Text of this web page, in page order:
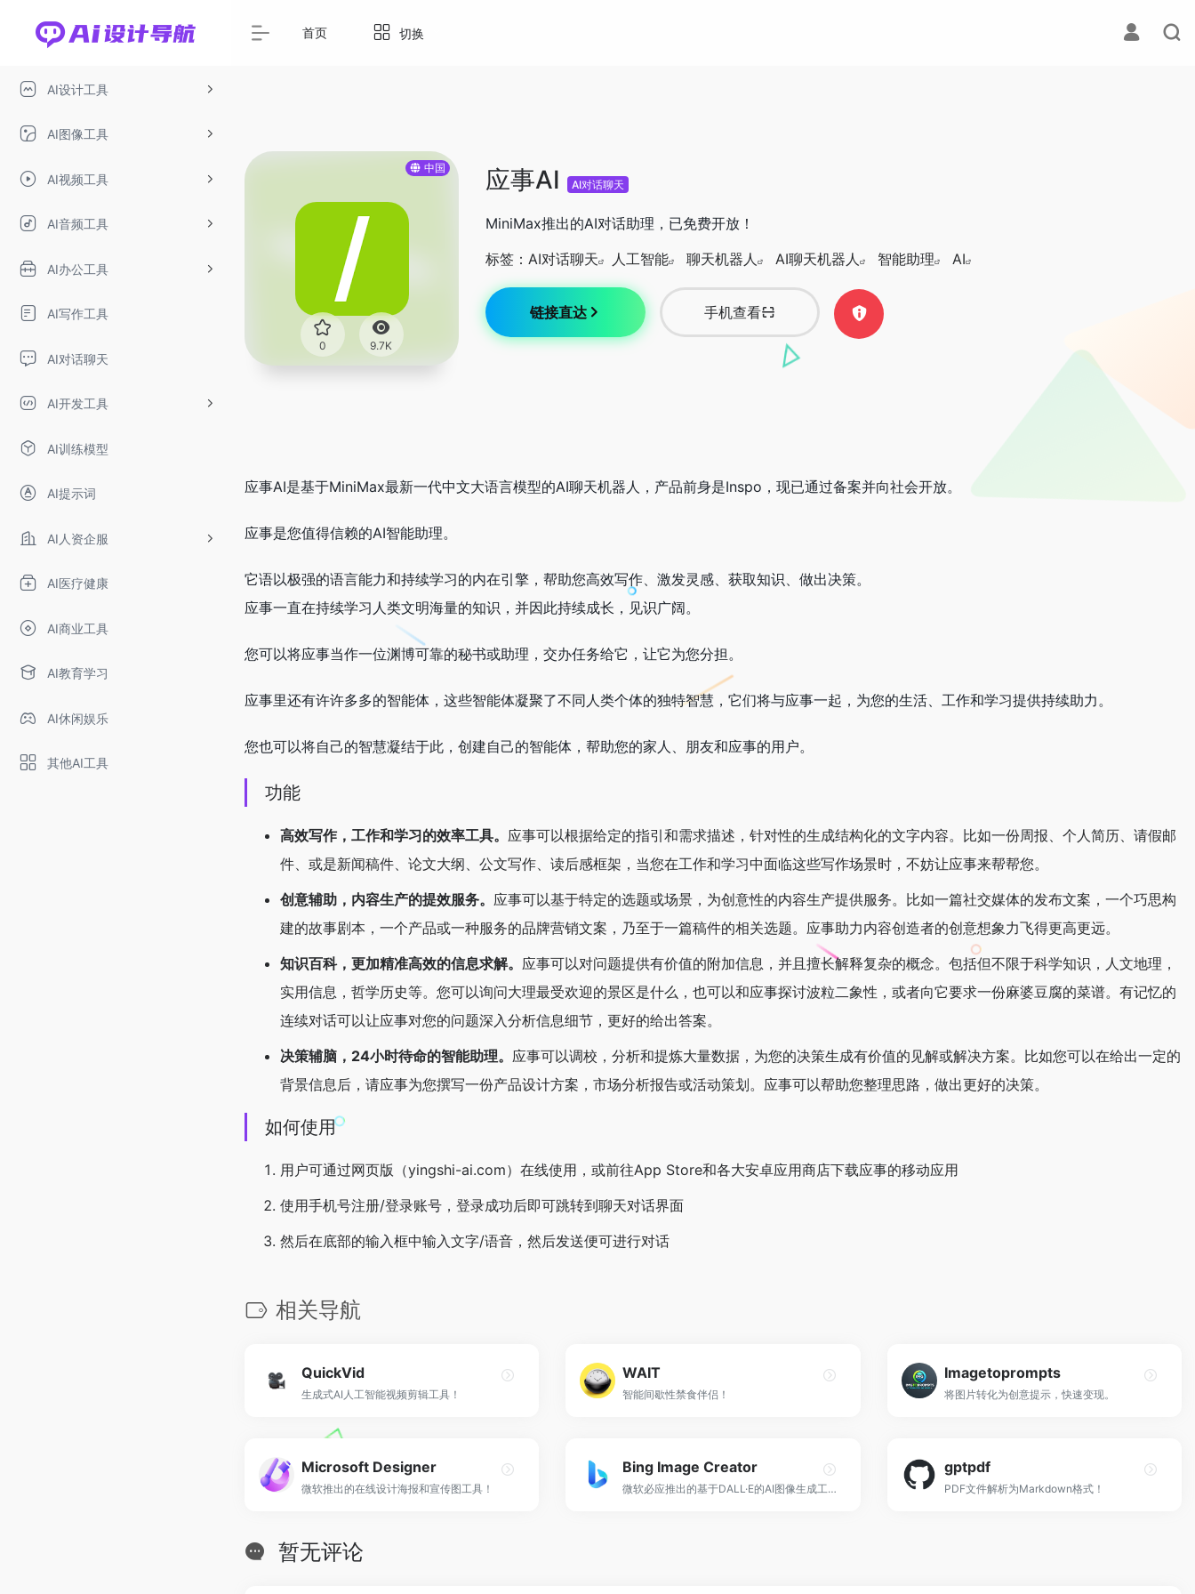
AI设计工具
AI图像工具
AI视频工具
AI音频工具
AI办公工具
AI写作工具
AI对话聊天
AI开发工具
AI训练模型
AI提示词
AI人资企服
AI医疗健康
AI商业工具
AI教育学习
AI休闲娱乐
其他AI工具
首页 切换
中国
0 9.7K
应事AI AI对话聊天
MiniMax推出的AI对话助理，已免费开放！
标签： AI对话聊天 人工智能 聊天机器人 AI聊天机器人 智能助理 AI
链接直达 手机查看
应事AI是基于MiniMax最新一代中文大语言模型的AI聊天机器人，产品前身是Inspo，现已通过备案并向社会开放。
应事是您值得信赖的AI智能助理。
它语以极强的语言能力和持续学习的内在引擎，帮助您高效写作、激发灵感、获取知识、做出决策。
应事一直在持续学习人类文明海量的知识，并因此持续成长，见识广阔。
您可以将应事当作一位渊博可靠的秘书或助理，交办任务给它，让它为您分担。
应事里还有许许多多的智能体，这些智能体凝聚了不同人类个体的独特智慧，它们将与应事一起，为您的生活、工作和学习提供持续助力。
您也可以将自己的智慧凝结于此，创建自己的智能体，帮助您的家人、朋友和应事的用户。
功能
高效写作，工作和学习的效率工具。 应事可以根据给定的指引和需求描述，针对性的生成结构化的文字内容。比如一份周报、个人简历、请假邮
件、或是新闻稿件、论文大纲、公文写作、读后感框架，当您在工作和学习中面临这些写作场景时，不妨让应事来帮帮您。
创意辅助，内容生产的提效服务。 应事可以基于特定的选题或场景，为创意性的内容生产提供服务。比如一篇社交媒体的发布文案，一个巧思构
建的故事剧本，一个产品或一种服务的品牌营销文案，乃至于一篇稿件的相关选题。应事助力内容创造者的创意想象力飞得更高更远。
知识百科，更加精准高效的信息求解。 应事可以对问题提供有价值的附加信息，并且擅长解释复杂的概念。包括但不限于科学知识，人文地理，
实用信息，哲学历史等。您可以询问大理最受欢迎的景区是什么，也可以和应事探讨波粒二象性，或者向它要求一份麻婆豆腐的菜谱。有记忆的
连续对话可以让应事对您的问题深入分析信息细节，更好的给出答案。
决策辅脑，24小时待命的智能助理。 应事可以调校，分析和提炼大量数据，为您的决策生成有价值的见解或解决方案。比如您可以在给出一定的
背景信息后，请应事为您撰写一份产品设计方案，市场分析报告或活动策划。应事可以帮助您整理思路，做出更好的决策。
如何使用
用户可通过网页版（yingshi-ai.com）在线使用，或前往App Store和各大安卓应用商店下载应事的移动应用
使用手机号注册/登录账号，登录成功后即可跳转到聊天对话界面
然后在底部的输入框中输入文字/语音，然后发送便可进行对话
相关导航
QuickVid
生成式AI人工智能视频剪辑工具！
WAIT
智能间歇性禁食伴侣！
Imagetoprompts
将图片转化为创意提示，快速变现。
Microsoft Designer
微软推出的在线设计海报和宣传图工具！
Bing Image Creator
微软必应推出的基于DALL·E的AI图像生成工具！
gptpdf
PDF文件解析为Markdown格式！
暂无评论